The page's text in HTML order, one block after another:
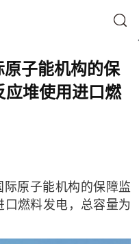
子能机构的保
应堆使用进口燃
原子能机构的保障监
燃料发电，总容量为